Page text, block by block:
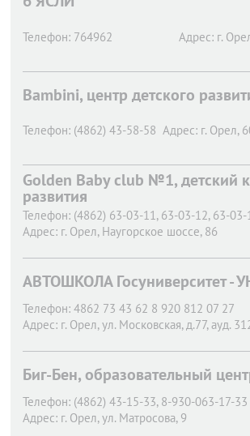
Телефон: 764962 Адрес: г.
Bambini, центр детского
Телефон: (4862) 43-58-58 Адрес: г. Орел,
Golden Baby club №1, детский
развития
Телефон: (4862) 63-03-11, 63-03-12, 63-03-
Адрес: г. Орел, Наугорское шоссе, 86
АВТОШКОЛА Госуниверситет -
Телефон: 4862 73 43 62 8 920 812 07 27
Адрес: г. Орел, ул. Московская, д.77, ауд.
Биг-Бен, образовательный
Телефон: (4862) 43-15-33, 8-930-063-17-33
Адрес: г. Орел, ул. Матросова, 9